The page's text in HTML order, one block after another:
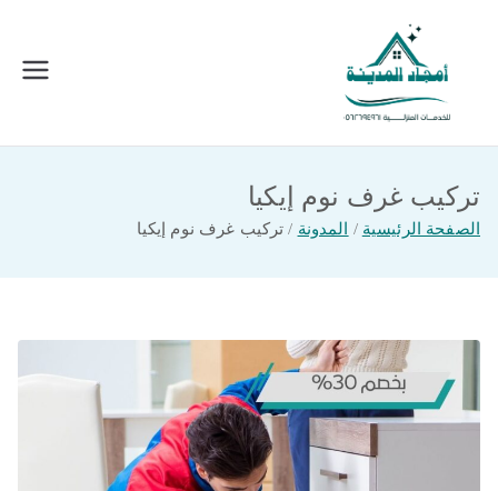
المحتوى
امجاد المدينة للخدمات المنزلية
تركيب غرف نوم إيكيا
الصفحة الرئيسية المدونة تركيب غرف نوم إيكيا